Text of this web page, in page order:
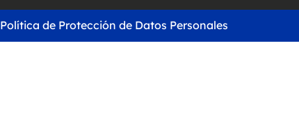
Política de Protección de Datos Personales